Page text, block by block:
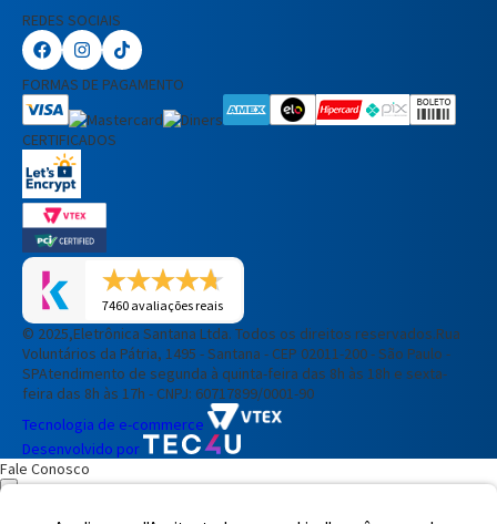
REDES SOCIAIS
FORMAS DE PAGAMENTO
CERTIFICADOS
7460 avaliações reais
© 2025,Eletrônica Santana Ltda. Todos os direitos reservados.Rua
Voluntários da Pátria, 1495 - Santana - CEP 02011-200 - São Paulo -
SPAtendimento de segunda à quinta-feira das 8h às 18h e sexta-
feira das 8h às 17h - CNPJ: 60717899/0001-90
Tecnologia de e-commerce
Desenvolvido por
Fale Conosco